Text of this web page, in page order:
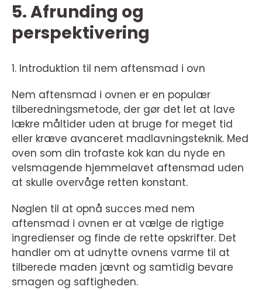
5. Afrunding og
perspektivering
1. Introduktion til nem aftensmad i ovn
Nem aftensmad i ovnen er en populær
tilberedningsmetode, der gør det let at lave
lækre måltider uden at bruge for meget tid
eller kræve avanceret madlavningsteknik. Med
oven som din trofaste kok kan du nyde en
velsmagende hjemmelavet aftensmad uden
at skulle overvåge retten konstant.
Nøglen til at opnå succes med nem
aftensmad i ovnen er at vælge de rigtige
ingredienser og finde de rette opskrifter. Det
handler om at udnytte ovnens varme til at
tilberede maden jævnt og samtidig bevare
smagen og saftigheden.